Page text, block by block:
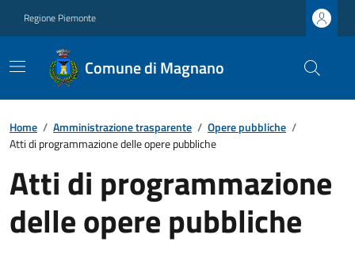
Regione Piemonte
Comune di Magnano
Home / Amministrazione trasparente / Opere pubbliche /
Atti di programmazione delle opere pubbliche
Atti di programmazione
delle opere pubbliche